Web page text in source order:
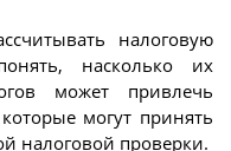
налоговую
насколько их
может привлечь
могут принять
налоговой проверки.